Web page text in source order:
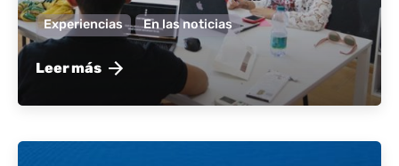
Experiencias En las noticias
Leer más